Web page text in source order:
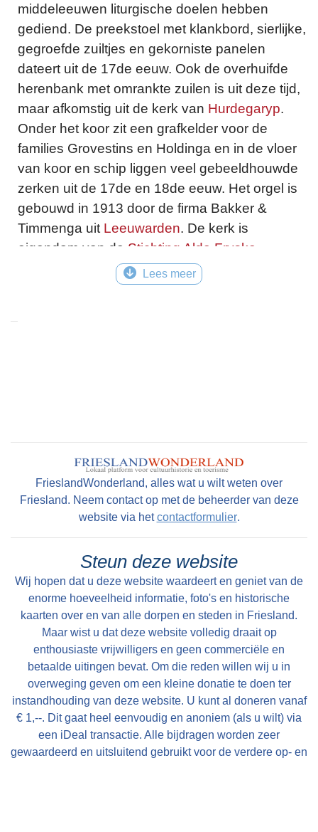
middeleeuwen liturgische doelen hebben
gediend. De preekstoel met klankbord, sierlijke,
gegroefde zuiltjes en gekorniste panelen
dateert uit de 17de eeuw. Ook de overhuifde
herenbank met omrankte zuilen is uit deze tijd,
maar afkomstig uit de kerk van Hurdegaryp.
Onder het koor zit een grafkelder voor de
families Grovestins en Holdinga en in de vloer
van koor en schip liggen veel gebeeldhouwde
zerken uit de 17de en 18de eeuw. Het orgel is
gebouwd in 1913 door de firma Bakker &
Timmenga uit Leeuwarden. De kerk is
eigendom van de Stichting Alde Fryske
Lees meer
FrieslandWonderland, alles wat u wilt weten over
Friesland. Neem contact op met de beheerder van deze
website via hetcontactformulier.
Steun deze website
Wij hopen dat u deze website waardeert en geniet van de
enorme hoeveelheid informatie, foto's en historische
kaarten over en van alle dorpen en steden in Friesland.
Maar wist u dat deze website volledig draait op
enthousiaste vrijwilligers en geen commerciële en
betaalde uitingen bevat. Om die reden willen wij u in
overweging geven om een kleine donatie te doen ter
instandhouding van deze website. U kunt al doneren vanaf
€ 1,--. Dit gaat heel eenvoudig en anoniem (als u wilt) via
een iDeal transactie. Alle bijdragen worden zeer
gewaardeerd en uitsluitend gebruikt voor de verdere op- en